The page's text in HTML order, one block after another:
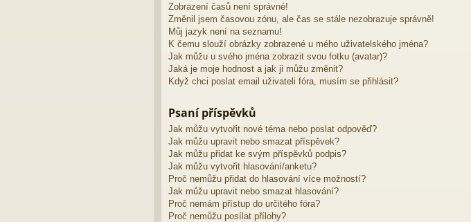
Zobrazení časů není správné!
Změnil jsem časovou zónu, ale čas se stále nezobrazuje správně!
Můj jazyk není na seznamu!
K čemu slouží obrázky zobrazené u mého uživatelského jména?
Jak můžu u svého jména zobrazit svou fotku (avatar)?
Jaká je moje hodnost a jak ji můžu změnit?
Když chci poslat email uživateli fóra, musím se přihlásit?
Psaní příspěvků
Jak můžu vytvořit nové téma nebo poslat odpověď?
Jak můžu upravit nebo smazat příspěvek?
Jak můžu přidat ke svým příspěvků podpis?
Jak můžu vytvořit hlasování/anketu?
Proč nemůžu přidat do hlasování více možností?
Jak můžu upravit nebo smazat hlasování?
Proč nemám přístup do určitého fóra?
Proč nemůžu posílat přílohy?